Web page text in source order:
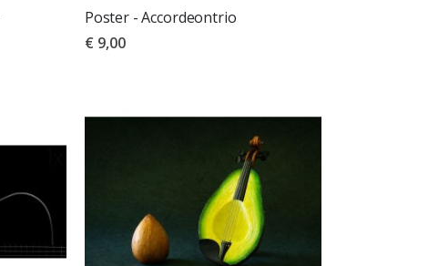
Poster - Accordeontrio
€ 9,00